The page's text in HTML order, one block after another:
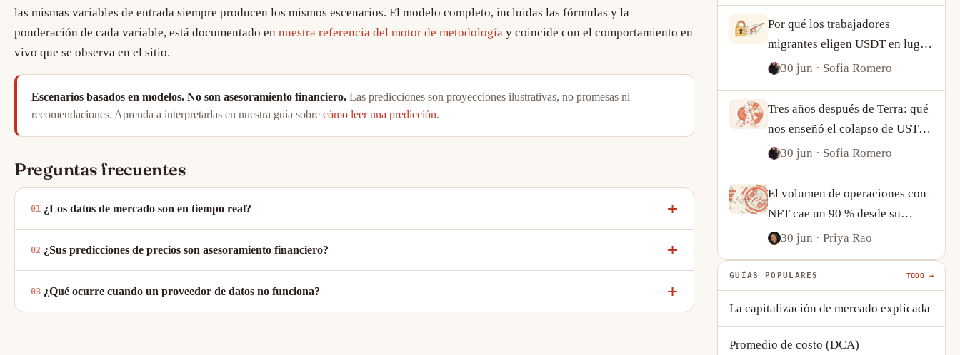
las mismas variables de entrada siempre producen los mismos escenarios. El modelo completo, incluidas las fórmulas y la
ponderación de cada variable, está documentado en nuestra referencia del motor de metodología y coincide con el comportamiento en
vivo que se observa en el sitio.
Escenarios basados en modelos. No son asesoramiento financiero. Las predicciones son proyecciones ilustrativas, no promesas ni
recomendaciones. Aprenda a interpretarlas en nuestra guía sobre cómo leer una predicción.
Preguntas frecuentes
¿Los datos de mercado son en tiempo real?
¿Sus predicciones de precios son asesoramiento financiero?
¿Qué ocurre cuando un proveedor de datos no funciona?
cripto
Por qué los trabajadores
migrantes eligen USDT en lugar
de Western Union
30 jun · Sofia Romero
Tres años después de Terra: qué
nos enseñó el colapso de UST
sobre las stablecoins
30 jun · Sofia Romero
El volumen de operaciones con
NFT cae un 90 % desde su
máximo, pero la actividad on-
compleja
30 jun · Priya Rao
GUÍAS POPULARES TODO →
La capitalización de mercado explicada
Promedio de costo (DCA)